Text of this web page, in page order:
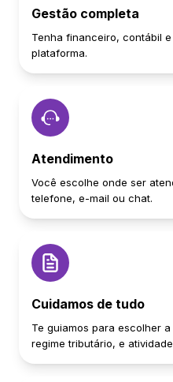
Gestão completa
Tenha financeiro, contábil
plataforma.
Atendimento
Você escolhe onde ser
telefone, e-mail ou chat.
Cuidamos de tudo
Te guiamos para escolher
regime tributário, e